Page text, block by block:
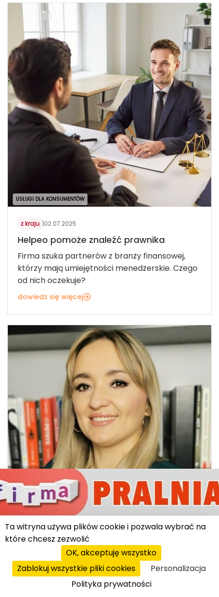
USŁUGI DLA KONSUMENTÓW
z kraju |02.07.2025
Helpeo pomoże znaleźć prawnika
Firma szuka partnerów z branży finansowej,
którzy mają umiejętności menedżerskie. Czego
od nich oczekuje?
dowiedz się więcej
pytanie tygodnia |11.03.2025
Gdzie i jak znaleźć franczyzobiorców?
– Nie było Targów Franczyza, po których nie
podpisalibyśmy umowy franczyzowej – mówi
Ta witryna używa plików cookie i pozwala wybrać na
które chcesz zezwolić
OK, akceptuję wszystko
Zablokuj wszystkie pliki cookies
Personalizacja
Polityka prywatności